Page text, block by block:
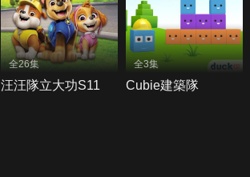
全26集
汪汪隊立大功S11
全3集
Cubie建築隊